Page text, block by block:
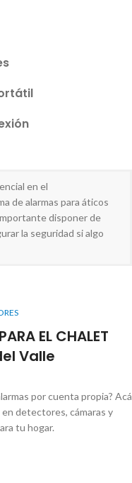
en el
de alarmas para áticos
disponer de
la seguridad si algo
EL CHALET
Valle
por cuenta propia? Acá
detectores, cámaras y
tu hogar.